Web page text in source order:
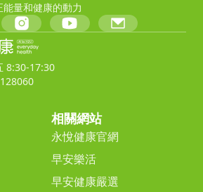
量和健康的動力
8:30-17:30
相關網站
永悅健康官網
早安樂活
早安健康嚴選